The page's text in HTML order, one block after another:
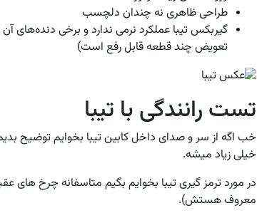
طراحی ظاهری نه چندان دلچسب
گیربکس تیبا عملکرد نرمی ندارد و برخی
تعویض چند قطعه قابل رفع است)
تست رانندگی با تیبا
خیلی زیاد میشه.
در مورد ترمز گیری تیبا بخوایم بگیم متاسفانه چرخ
معروف هستش).